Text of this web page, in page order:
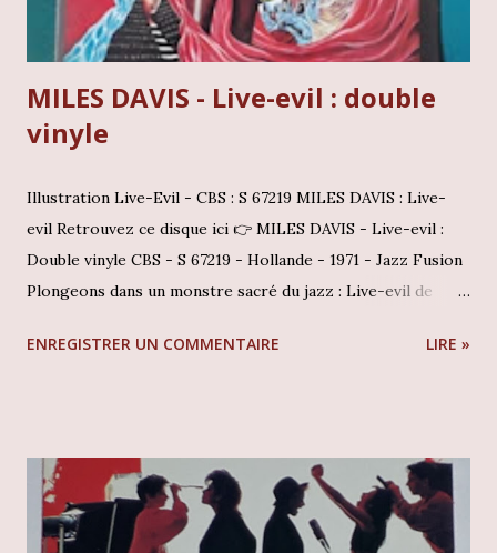
MILES DAVIS - Live-evil : double
vinyle
Illustration Live-Evil - CBS : S 67219 MILES DAVIS : Live-
evil Retrouvez ce disque ici 👉 MILES DAVIS - Live-evil :
Double vinyle CBS - S 67219 - Hollande - 1971 - Jazz Fusion
Plongeons dans un monstre sacré du jazz : Live-evil de
tête première dans un monstre sacré du jazz : Live-evil de
une immersion totale dans la période la plus audacieuse du
trompettiste, celle où le jazz fusion n'avait plus aucune
limite et fonçait tête baissée vers l'inconnu. Pensez à
ENREGISTRER UN COMMENTAIRE LIRE »